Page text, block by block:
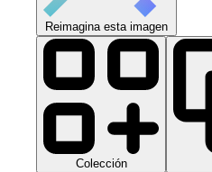
Reimagina esta imagen
Colección